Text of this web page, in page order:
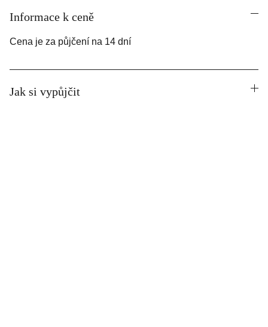
Informace k ceně
Cena je za půjčení na 14 dní
Jak si vypůjčit